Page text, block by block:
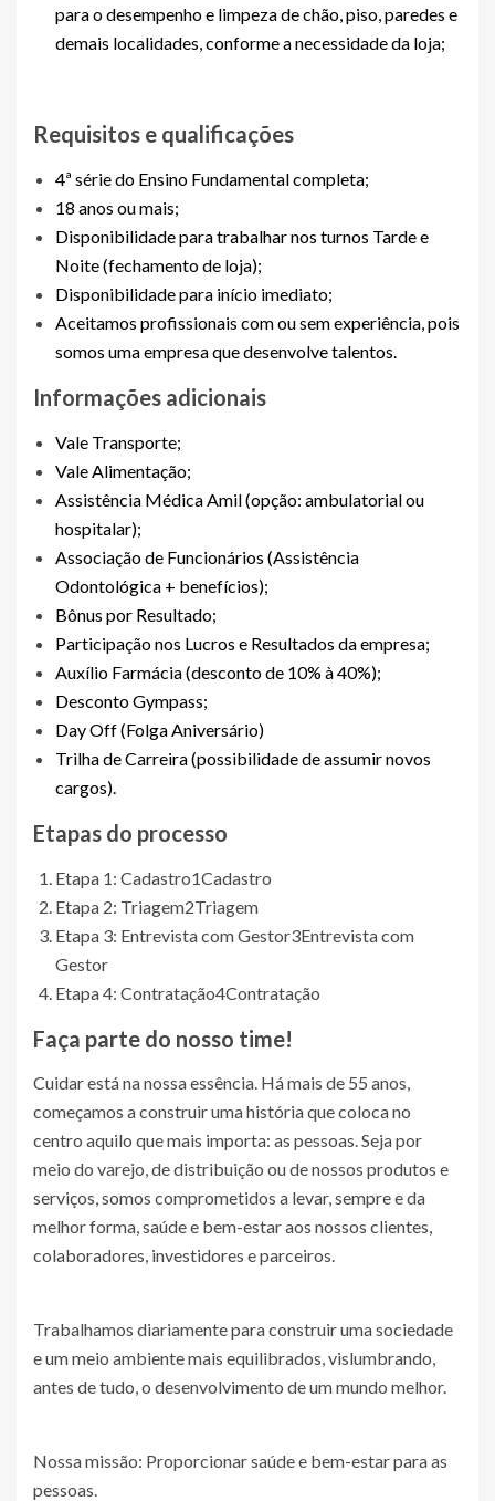
para o desempenho e limpeza de chão, piso, paredes e
demais localidades, conforme a necessidade da loja;
Requisitos e qualificações
4ª série do Ensino Fundamental completa;
18 anos ou mais;
Disponibilidade para trabalhar nos turnos Tarde e
Noite (fechamento de loja);
Disponibilidade para início imediato;
Aceitamos profissionais com ou sem experiência, pois
somos uma empresa que desenvolve talentos.
Informações adicionais
Vale Transporte;
Vale Alimentação;
Assistência Médica Amil (opção: ambulatorial ou
hospitalar);
Associação de Funcionários (Assistência
Odontológica + benefícios);
Bônus por Resultado;
Participação nos Lucros e Resultados da empresa;
Auxílio Farmácia (desconto de 10% à 40%);
Desconto Gympass;
Day Off (Folga Aniversário)
Trilha de Carreira (possibilidade de assumir novos
cargos).
Etapas do processo
Etapa 1: Cadastro1Cadastro
Etapa 2: Triagem2Triagem
Etapa 3: Entrevista com Gestor3Entrevista com
Gestor
Etapa 4: Contratação4Contratação
Faça parte do nosso time!
Cuidar está na nossa essência. Há mais de 55 anos,
começamos a construir uma história que coloca no
centro aquilo que mais importa: as pessoas. Seja por
meio do varejo, de distribuição ou de nossos produtos e
serviços, somos comprometidos a levar, sempre e da
melhor forma, saúde e bem-estar aos nossos clientes,
colaboradores, investidores e parceiros.
Trabalhamos diariamente para construir uma sociedade
e um meio ambiente mais equilibrados, vislumbrando,
antes de tudo, o desenvolvimento de um mundo melhor.
Nossa missão: Proporcionar saúde e bem-estar para as
pessoas.